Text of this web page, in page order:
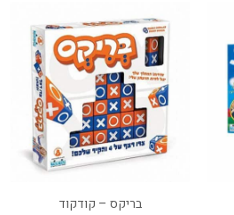
בריקס – קודקוד